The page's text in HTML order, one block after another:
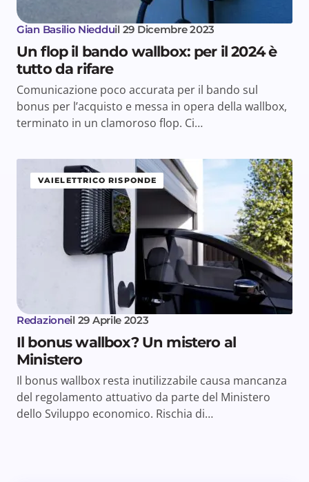
Gian Basilio Niedduil 29 Dicembre 2023
Un flop il bando wallbox: per il 2024 è
tutto da rifare
Comunicazione poco accurata per il bando sul
bonus per l’acquisto e messa in opera della wallbox,
terminato in un clamoroso flop. Ci…
VAIELETTRICO RISPONDE
Redazioneil 29 Aprile 2023
Il bonus wallbox? Un mistero al
Ministero
Il bonus wallbox resta inutilizzabile causa mancanza
del regolamento attuativo da parte del Ministero
dello Sviluppo economico. Rischia di…